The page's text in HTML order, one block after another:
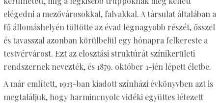
elégedni a mezővárosokkal, falvakkal. A társulat általában a
fő állomáshelyén töltötte az évad legnagyobb részét, ősszel
és tavasszal azonban körülbelül egy hónapra felkereste a
testvérvárost. Ezt az elosztási struktúrát színikerületi
rendszernek nevezték, és 1879. október 1-jén lépett életbe.
A már említett, 1913-ban kiadott színházi évkönyvben azt is
megtaláljuk, hogy harmincnyolc vidéki együttes létezett